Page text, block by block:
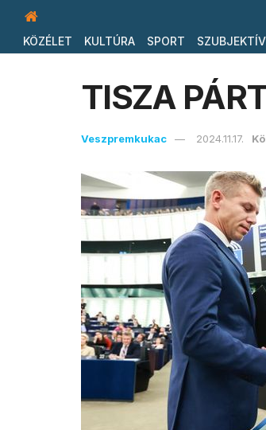
KÖZÉLET KULTÚRA SPORT SZUBJEKTÍV
TISZA
Veszpremkukac 2024.11.17.